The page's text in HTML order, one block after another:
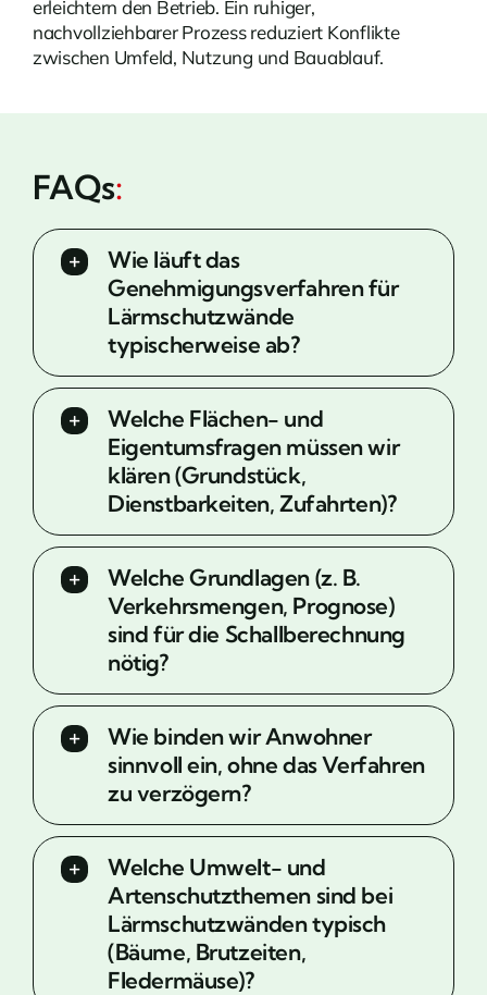
erleichtern den Betrieb. Ein ruhiger,
nachvollziehbarer Prozess reduziert Konflikte
zwischen Umfeld, Nutzung und Bauablauf.
FAQs:
Wie läuft das
Genehmigungsverfahren für
Lärmschutzwände
typischerweise ab?
Welche Flächen- und
Eigentumsfragen müssen wir
klären (Grundstück,
Dienstbarkeiten, Zufahrten)?
Welche Grundlagen (z. B.
Verkehrsmengen, Prognose)
sind für die Schallberechnung
nötig?
Wie binden wir Anwohner
sinnvoll ein, ohne das Verfahren
zu verzögern?
Welche Umwelt- und
Artenschutzthemen sind bei
Lärmschutzwänden typisch
(Bäume, Brutzeiten,
Fledermäuse)?